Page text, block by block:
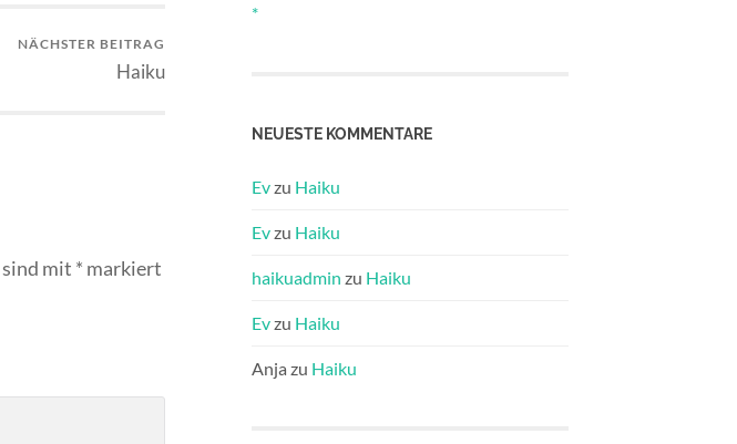
NÄCHSTER BEITRAG
Haiku
mit * markiert
*
NEUESTE KOMMENTARE
Evzu Haiku
Evzu Haiku
haikuadmin zu Haiku
Evzu Haiku
Anja zu Haiku